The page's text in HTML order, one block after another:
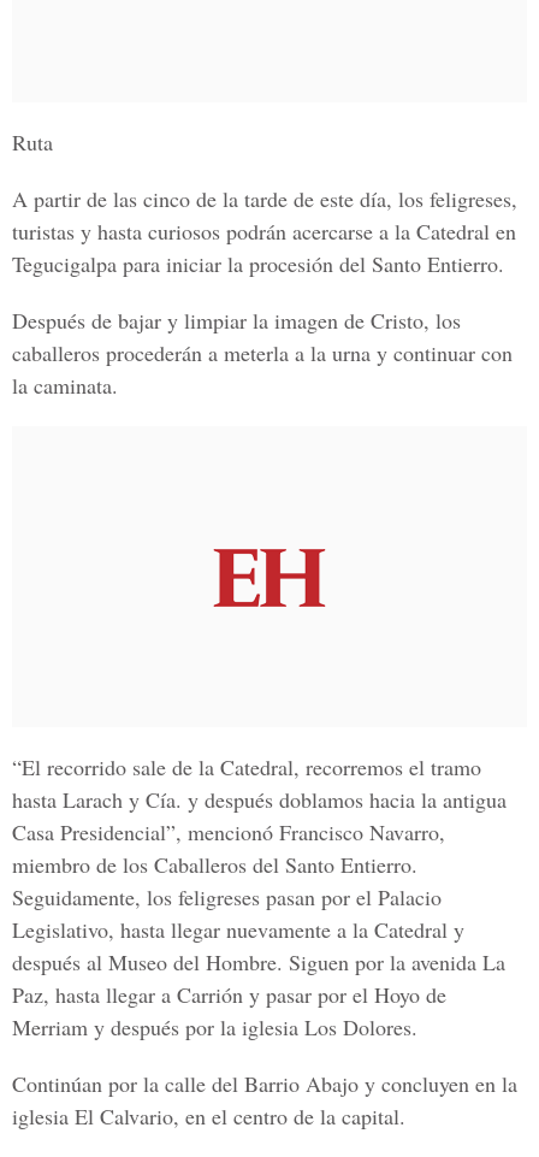
Ruta
A partir de las cinco de la tarde de este día, los feligreses,
turistas y hasta curiosos podrán acercarse a la Catedral en
Tegucigalpa para iniciar la procesión del Santo Entierro.
Después de bajar y limpiar la imagen de Cristo, los
caballeros procederán a meterla a la urna y continuar con
la caminata.
“El recorrido sale de la Catedral, recorremos el tramo
hasta Larach y Cía. y después doblamos hacia la antigua
Casa Presidencial”, mencionó Francisco Navarro,
miembro de los Caballeros del Santo Entierro.
Seguidamente, los feligreses pasan por el Palacio
Legislativo, hasta llegar nuevamente a la Catedral y
después al Museo del Hombre. Siguen por la avenida La
Paz, hasta llegar a Carrión y pasar por el Hoyo de
Merriam y después por la iglesia Los Dolores.
Continúan por la calle del Barrio Abajo y concluyen en la
iglesia El Calvario, en el centro de la capital.